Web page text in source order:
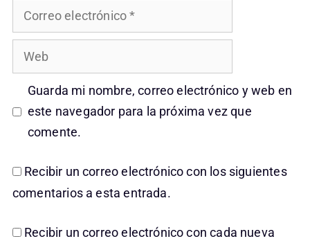
Correo
electrónico
Web
Guarda mi nombre, correo electrónico y web en
este navegador para la próxima vez que
comente.
Recibir un correo electrónico con los siguientes
comentarios a esta entrada.
Recibir un correo electrónico con cada nueva